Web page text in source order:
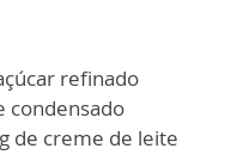
refinado
condensado
de creme de leite